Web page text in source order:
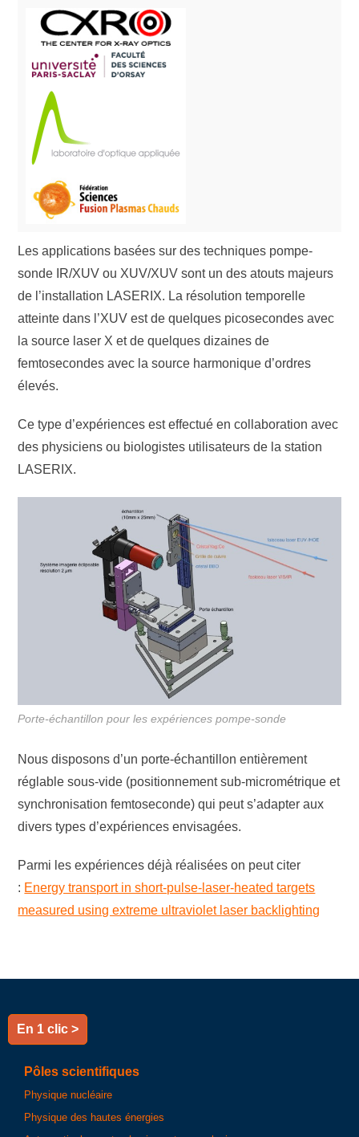
Les applications basées sur des techniques pompe-
sonde IR/XUV ou XUV/XUV sont un des atouts majeurs
de l’installation LASERIX. La résolution temporelle
atteinte dans l’XUV est de quelques picosecondes avec
la source laser X et de quelques dizaines de
femtosecondes avec la source harmonique d’ordres
élevés.
Ce type d’expériences est effectué en collaboration avec
des physiciens ou biologistes utilisateurs de la station
LASERIX.
Porte-échantillon pour les expériences pompe-sonde
Nous disposons d’un porte-échantillon entièrement
réglable sous-vide (positionnement sub-micrométrique et
synchronisation femtoseconde) qui peut s’adapter aux
divers types d’expériences envisagées.
Parmi les expériences déjà réalisées on peut citer
: Energy transport in short-pulse-laser-heated targets
measured using extreme ultraviolet laser backlighting
En 1 clic >
Pôles scientifiques
Physique nucléaire
Physique des hautes énergies